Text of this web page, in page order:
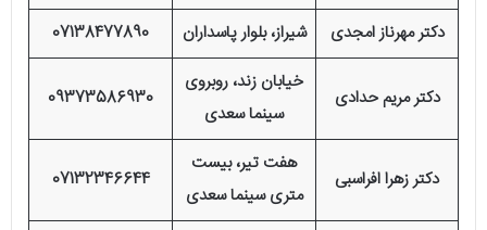
دکتر مهرناز امجدی شیراز، بلوار پاسداران 07138477890
دکتر مریم حدادی
خیابان زند، روبروی
سینما سعدی
09373586930
دکتر زهرا افراسبی
هفت تیر، بیست
متری سینما سعدی
07132346644